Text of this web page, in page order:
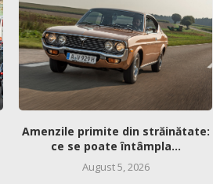
Amenzile primite din străinătate:
ce se poate întâmpla...
August 5, 2026